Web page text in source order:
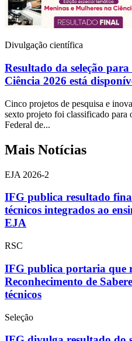
Divulgação científica
Resultado da seleção
Ciência 2026 está
Cinco projetos de pesquisa e
sexto projeto foi classificado para
Federal de...
Mais Notícias
EJA 2026-2
IFG publica resultado
técnicos integrados ao
EJA
RSC
IFG publica portaria que
Reconhecimento de
técnicos
Seleção